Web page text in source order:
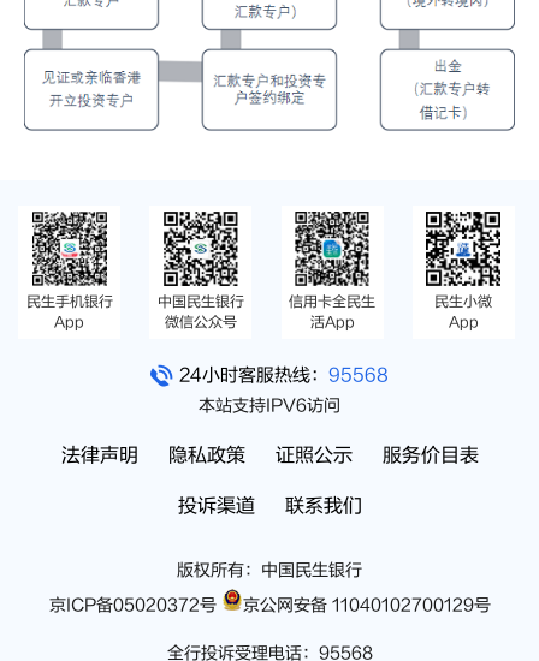
民生手机银行
App
中国民生银行
微信公众号
信用卡全民生
活App
民生小微
App
24小时客服热线： 95568
本站支持IPV6访问
法律声明 隐私政策 证照公示 服务价目表
投诉渠道 联系我们
版权所有：中国民生银行
京ICP备05020372号
京公网安备 11040102700129号
全行投诉受理电话：95568